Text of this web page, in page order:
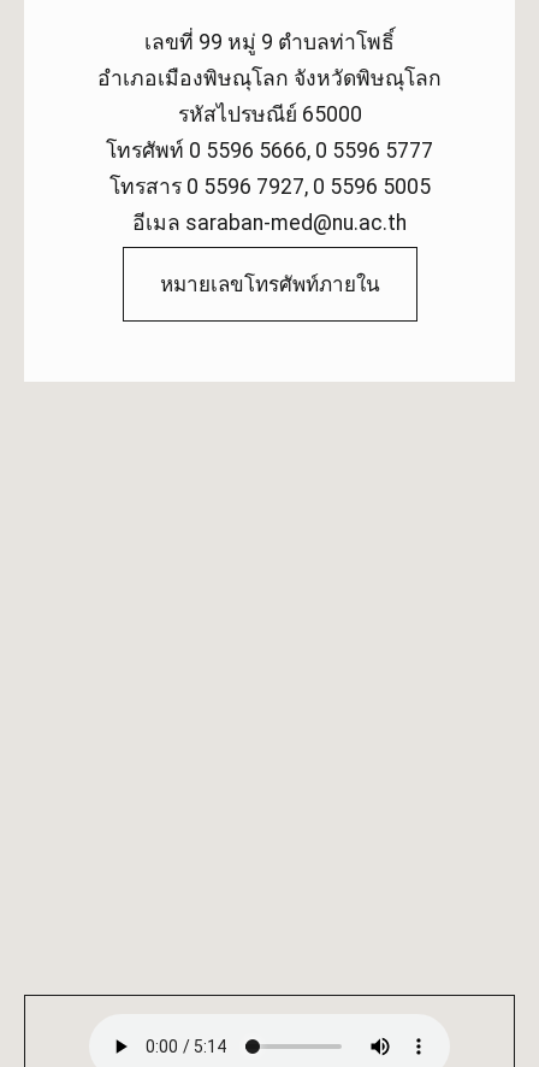
เลขที่ 99 หมู่ 9 ตำบลท่าโพธิ์
อำเภอเมืองพิษณุโลก จังหวัดพิษณุโลก
รหัสไปรษณีย์ 65000
โทรศัพท์ 0 5596 5666, 0 5596 5777
โทรสาร 0 5596 7927, 0 5596 5005
อีเมล saraban-med@nu.ac.th
หมายเลขโทรศัพท์ภายใน